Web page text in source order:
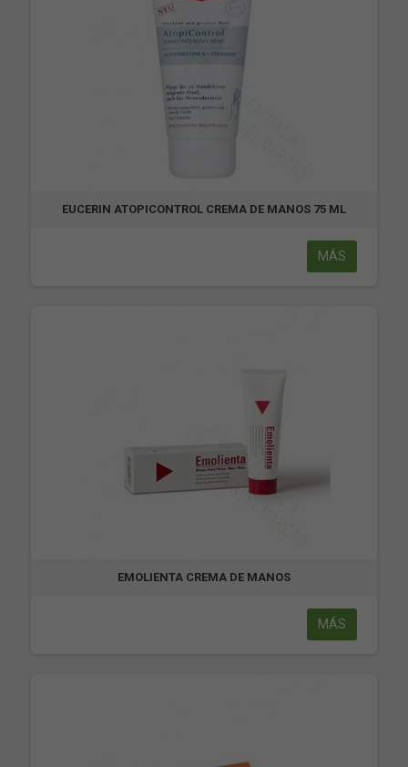
EUCERIN ATOPICONTROL CREMA DE MANOS 75 ML
MÁS
EMOLIENTA CREMA DE MANOS
MÁS